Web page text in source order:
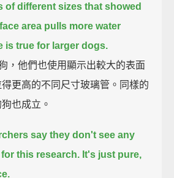
of different sizes that showed
area pulls more water
is true for larger dogs.
，他們也使用顯示出較大的表面
更高的不同尺寸玻璃管。同樣的
也成立。
say they don't see any
this research. It's just pure,